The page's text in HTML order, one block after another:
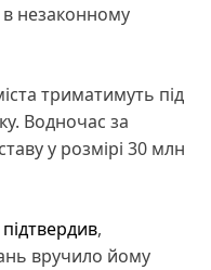
незаконному
триматимуть під
Водночас за
у розмірі 30 млн
підтвердив,
вручило йому